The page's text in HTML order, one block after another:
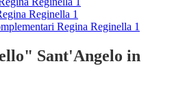
Reginella 1
Regina Reginella 1
Sant'Angelo in